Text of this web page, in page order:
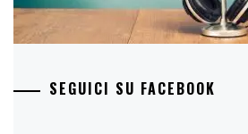
SEGUICI SU FACEBOOK